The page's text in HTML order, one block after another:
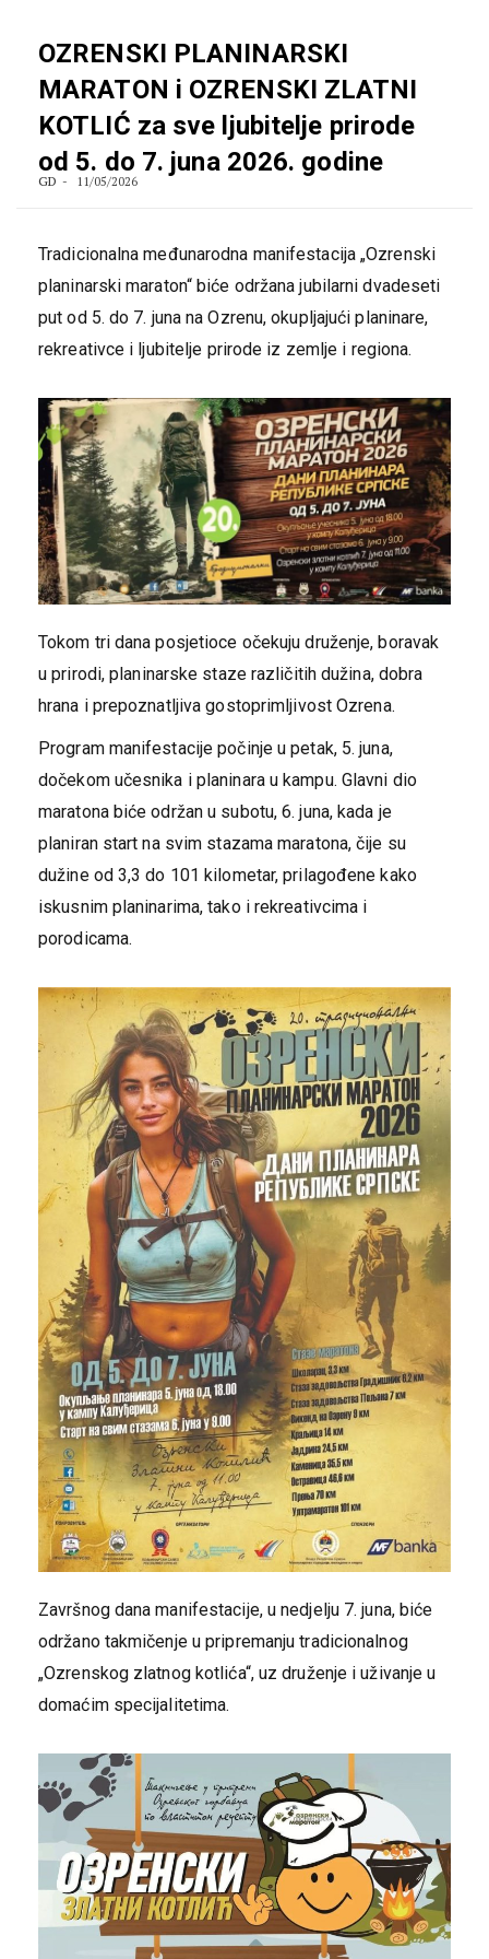
OZRENSKI PLANINARSKI
MARATON i OZRENSKI ZLATNI
KOTLIĆ za sve ljubitelje prirode
od 5. do 7. juna 2026. godine
GD 11/05/2026
Tradicionalna međunarodna manifestacija „Ozrenski
planinarski maraton“ biće održana jubilarni dvadeseti
put od 5. do 7. juna na Ozrenu, okupljajući planinare,
rekreativce i ljubitelje prirode iz zemlje i regiona.
Tokom tri dana posjetioce očekuju druženje, boravak
u prirodi, planinarske staze različitih dužina, dobra
hrana i prepoznatljiva gostoprimljivost Ozrena.
Program manifestacije počinje u petak, 5. juna,
dočekom učesnika i planinara u kampu. Glavni dio
maratona biće održan u subotu, 6. juna, kada je
planiran start na svim stazama maratona, čije su
dužine od 3,3 do 101 kilometar, prilagođene kako
iskusnim planinarima, tako i rekreativcima i
porodicama.
Završnog dana manifestacije, u nedjelju 7. juna, biće
održano takmičenje u pripremanju tradicionalnog
„Ozrenskog zlatnog kotlića“, uz druženje i uživanje u
domaćim specijalitetima.